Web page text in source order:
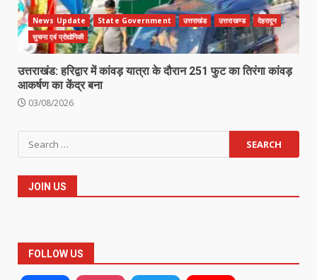
News Update State Government उत्तराखंड उत्तराखण्ड
देहरादून
सुचना एवं प्रोद्योगिकी
उत्तराखंड: हरिद्वार में कांवड़ यात्रा के दौरान 251 फुट का तिरंगा कांवड़
आकर्षण का केंद्र बना
03/08/2026
Search
for:
JOIN US
FOLLOW US